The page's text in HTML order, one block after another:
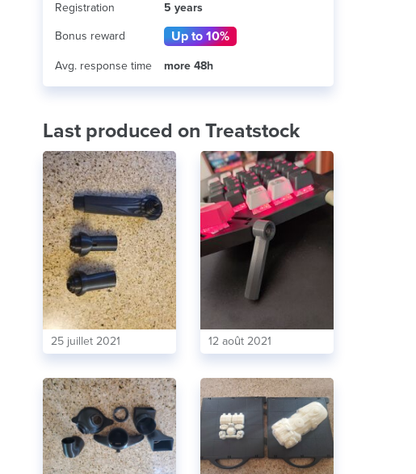
Registration 5 years
Bonus reward Up to 10%
Avg. response time more 48h
Last produced on Treatstock
25 juillet 2021 12 août 2021